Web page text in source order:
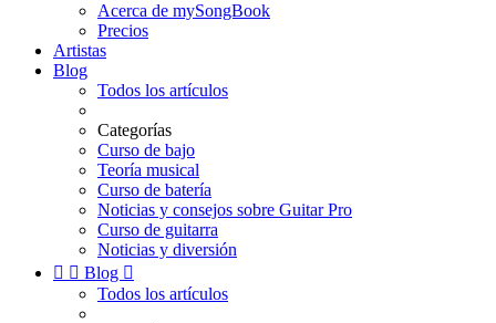
Acerca de mySongBook
Precios
Artistas
Blog
Todos los artículos
Categorías
Curso de bajo
Teoría musical
Curso de batería
Noticias y consejos sobre Guitar Pro
Curso de guitarra
Noticias y diversión
  Blog 
Todos los artículos